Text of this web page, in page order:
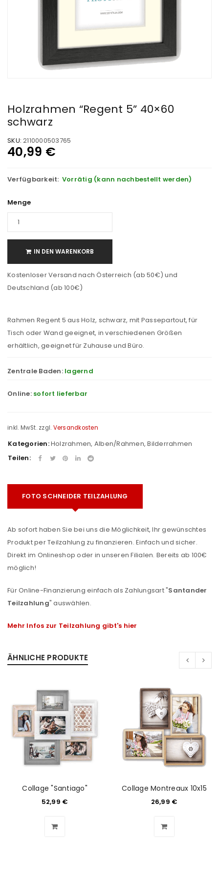
Holzrahmen “Regent 5” 40×60
schwarz
SKU: 2110000503765
40,99 €
Verfügbarkeit: Vorrätig (kann nachbestellt werden)
Menge
IN DEN WARENKORB
Kostenloser Versand nach Österreich (ab 50€) und
Deutschland (ab 100€)
Rahmen Regent 5 aus Holz, schwarz, mit Passepartout, für
Tisch oder Wand geeignet, in verschiedenen Größen
erhältlich, geeignet für Zuhause und Büro.
Zentrale Baden: lagernd
Online: sofort lieferbar
inkl. MwSt. zzgl. Versandkosten
Kategorien:Holzrahmen, Alben/Rahmen,Bilderrahmen
Teilen:
FOTO SCHNEIDER TEILZAHLUNG
Ab sofort haben Sie bei uns die Möglichkeit, Ihr gewünschtes
Produkt per Teilzahlung zu finanzieren. Einfach und sicher.
Direkt im Onlineshop oder in unseren Filialen. Bereits ab 100€
möglich!
Für Online-Finanzierung einfach als Zahlungsart "Santander
Teilzahlung" auswählen.
Mehr Infos zur Teilzahlung gibt's hier
ÄHNLICHE PRODUKTE
Collage "Santiago"
52,99 €
Collage Montreaux 10x15
26,99 €